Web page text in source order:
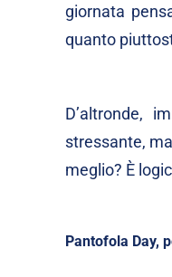
giornata
quanto
D’altronde,
stressante,
meglio? È
Pantofola Day,